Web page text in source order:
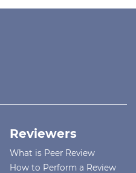
Reviewers
What is Peer Review
How to Perform a Review